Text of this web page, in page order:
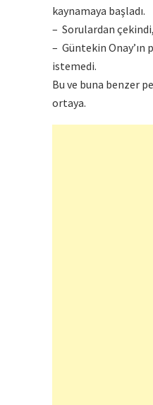
kaynamaya başladı.
– Sorulardan çekindi,
– Güntekin Onay’ın
istemedi.
Bu ve buna benzer
ortaya.